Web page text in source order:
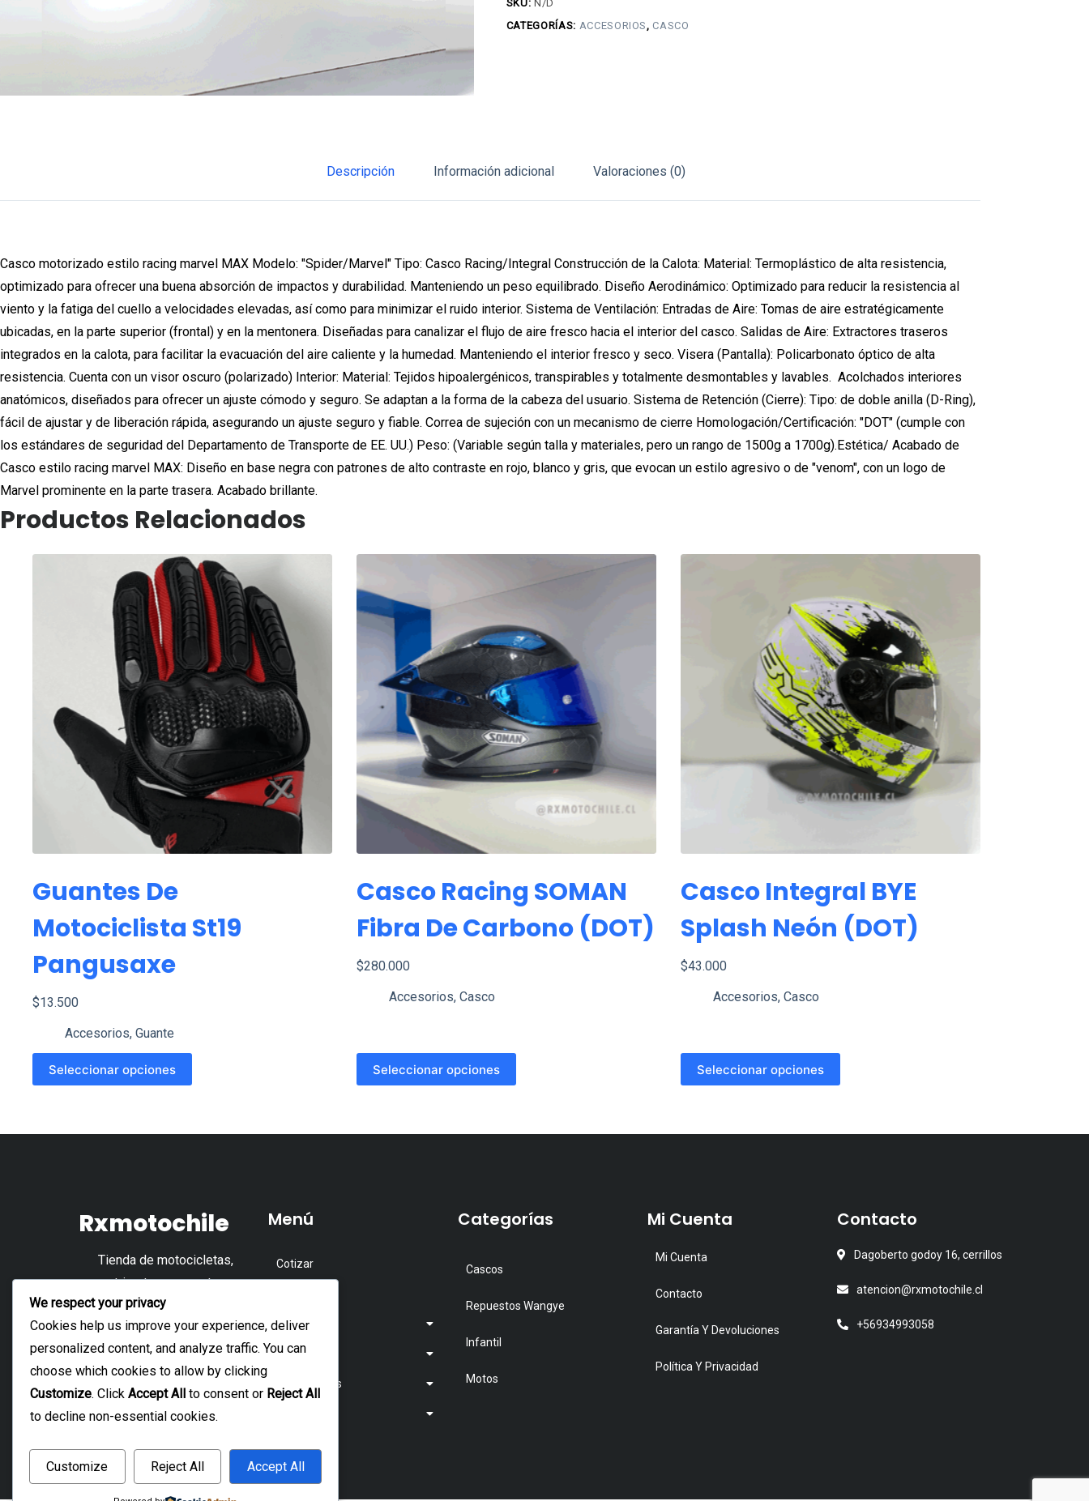
cantidad
SKU:N/D
CATEGORÍAS: ACCESORIOS ,CASCO
Descripción Información adicional Valoraciones (0)
Casco motorizado estilo racing marvel MAX Modelo: "Spider/Marvel" Tipo: Casco Racing/Integral Construcción de la Calota: Material: Termoplástico de alta resistencia,
optimizado para ofrecer una buena absorción de impactos y durabilidad. Manteniendo un peso equilibrado. Diseño Aerodinámico: Optimizado para reducir la resistencia al
viento y la fatiga del cuello a velocidades elevadas, así como para minimizar el ruido interior. Sistema de Ventilación: Entradas de Aire: Tomas de aire estratégicamente
ubicadas, en la parte superior (frontal) y en la mentonera. Diseñadas para canalizar el flujo de aire fresco hacia el interior del casco. Salidas de Aire: Extractores traseros
integrados en la calota, para facilitar la evacuación del aire caliente y la humedad. Manteniendo el interior fresco y seco. Visera (Pantalla): Policarbonato óptico de alta
resistencia. Cuenta con un visor oscuro (polarizado) Interior: Material: Tejidos hipoalergénicos, transpirables y totalmente desmontables y lavables. Acolchados interiores
anatómicos, diseñados para ofrecer un ajuste cómodo y seguro. Se adaptan a la forma de la cabeza del usuario. Sistema de Retención (Cierre): Tipo: de doble anilla (D-Ring),
fácil de ajustar y de liberación rápida, asegurando un ajuste seguro y fiable. Correa de sujeción con un mecanismo de cierre Homologación/Certificación: "DOT" (cumple con
los estándares de seguridad del Departamento de Transporte de EE. UU.) Peso: (Variable según talla y materiales, pero un rango de 1500g a 1700g).Estética/ Acabado de
Casco estilo racing marvel MAX: Diseño en base negra con patrones de alto contraste en rojo, blanco y gris, que evocan un estilo agresivo o de "venom", con un logo de
Marvel prominente en la parte trasera. Acabado brillante.
Productos Relacionados
Guantes De
Motociclista St19
Pangusaxe
$13.500
Accesorios, Guante
Seleccionar opciones
Este
producto
múltiples
la
página
de
producto
Casco Racing SOMAN
Fibra De Carbono (DOT)
$280.000
Accesorios, Casco
Seleccionar opciones
Este
producto
múltiples
Casco Integral BYE
Splash Neón (DOT)
$43.000
Accesorios, Casco
Seleccionar opciones
Este
producto
múltiples
se
en
página
de
Rxmotochile
Tienda de motocicletas,
cuatrimotos, repuestos y
accesorios.
Menú
Cotizar
Accesorios
Repuesto
Motocicletas
Categorías
Cascos
Repuestos Wangye
Infantil
Motos
Mi Cuenta
Mi Cuenta
Contacto
Garantía Y Devoluciones
Política Y Privacidad
Contacto
Dagoberto godoy 16, cerrillos
atencion@rxmotochile.cl
+56934993058
We respect your privacy
Cookies help us improve your experience, deliver
personalized content, and analyze traffic. You can
choose which cookies to allow by clicking
Customize. Click Accept All to consent or Reject All
to decline non-essential cookies.
Customize Reject All Accept All